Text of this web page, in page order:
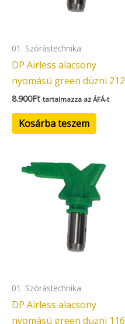
01. Szórástechnika
DP Airless alacsony
nyomású green düzni 212
8.900Ft tartalmazza az ÁFÁ-t
Kosárba teszem
01. Szórástechnika
DP Airless alacsony
nyomású green düzni 116